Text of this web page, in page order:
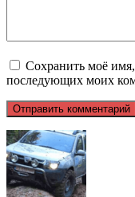
Сохранить моё имя,
последующих моих